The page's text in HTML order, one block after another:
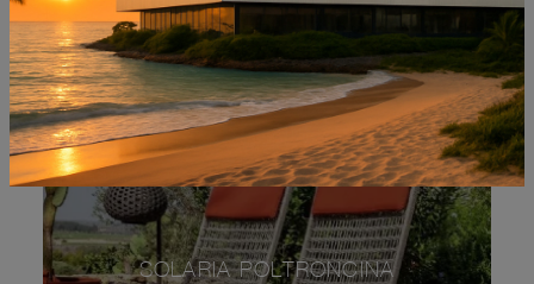
SOLARIA POLTRONCINA